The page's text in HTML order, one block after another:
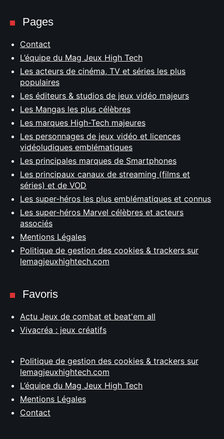
Pages
Contact
L’équipe du Mag Jeux High Tech
Les acteurs de cinéma, TV et séries les plus
populaires
Les éditeurs & studios de jeux vidéo majeurs
Les Mangas les plus célèbres
Les marques High-Tech majeures
Les personnages de jeux vidéo et licences
vidéoludiques emblématiques
Les principales marques de Smartphones
Les principaux canaux de streaming (films et
séries) et de VOD
Les super-héros les plus emblématiques et connus
Les super-héros Marvel célèbres et acteurs
associés
Mentions Légales
Politique de gestion des cookies & trackers sur
lemagjeuxhightech.com
Favoris
Actu Jeux de combat et beat'em all
Vivacréa : jeux créatifs
Politique de gestion des cookies & trackers sur
lemagjeuxhightech.com
L’équipe du Mag Jeux High Tech
Mentions Légales
Contact